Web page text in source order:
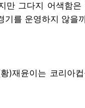
만 그다지 어색함은
기를 운영하지 않을
)재윤이는 코리아